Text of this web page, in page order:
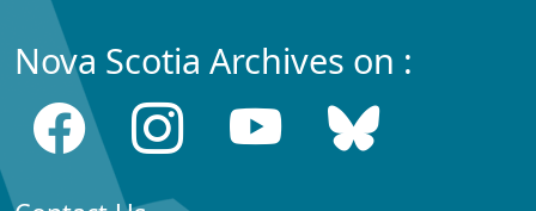
Nova Scotia Archives on :